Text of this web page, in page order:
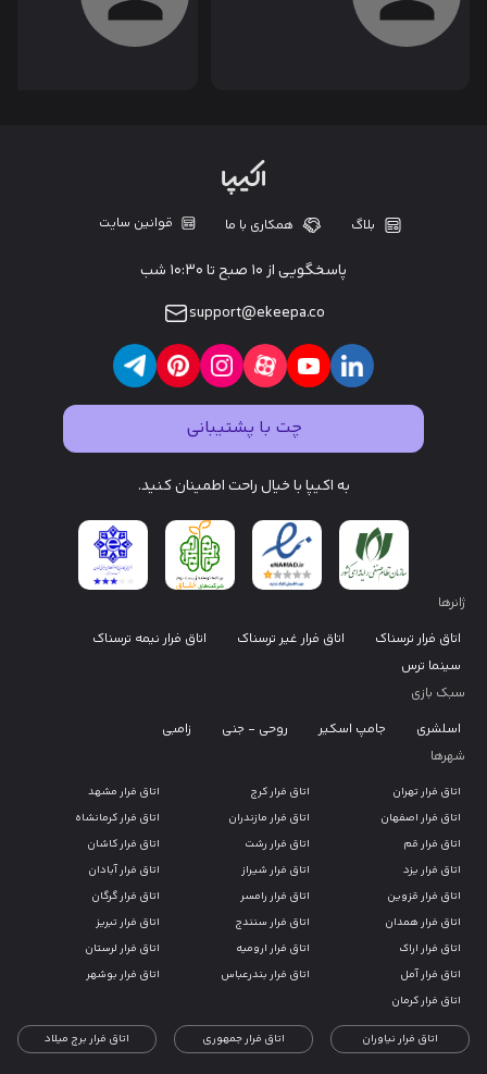
بلاگ همکاری با ما قوانین سایت
پاسخگویی از ۱۰ صبح تا ۱۰:۳۰ شب
support@ekeepa.co
چت با پشتیبانی
به اکیپا با خیال راحت اطمینان کنید.
ژانرها
اتاق فرار ترسناک
اتاق فرار غیر ترسناک
اتاق فرار نیمه ترسناک
سینما ترس
سبک بازی
اسلشری
جامپ اسکیر روحی - جنی
زامبی
شهرها
اتاق فرار تهران اتاق فرار کرج
اتاق فرار مشهد
اتاق فرار اصفهان
اتاق فرار مازندران
اتاق فرار کرمانشاه
اتاق فرار قم
اتاق فرار رشت
اتاق فرار کاشان
اتاق فرار یزد
اتاق فرار شیراز
اتاق فرار آبادان
اتاق فرار قزوین
اتاق فرار رامسر
اتاق فرار گرگان
اتاق فرار همدان
اتاق فرار سنندج
اتاق فرار تبریز
اتاق فرار اراک
اتاق فرار ارومیه
اتاق فرار لرستان
اتاق فرار آمل
اتاق فرار بندرعباس
اتاق فرار بوشهر
اتاق فرار کرمان
اتاق فرار نیاوران اتاق فرار جمهوری اتاق فرار برج میلاد